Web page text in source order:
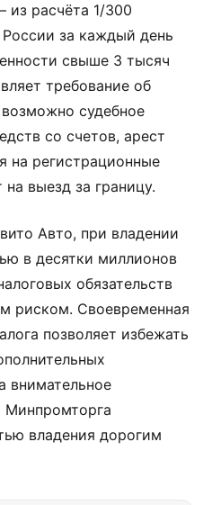
из расчёта 1/300
за каждый день
свыше 3 тысяч
требование об
судебное
со счетов, арест
на регистрационные
выезд за границу.
Авто, при владении
в десятки миллионов
обязательств
риском. Своевременная
позволяет избежать
внимательное
Минпромторга
владения дорогим